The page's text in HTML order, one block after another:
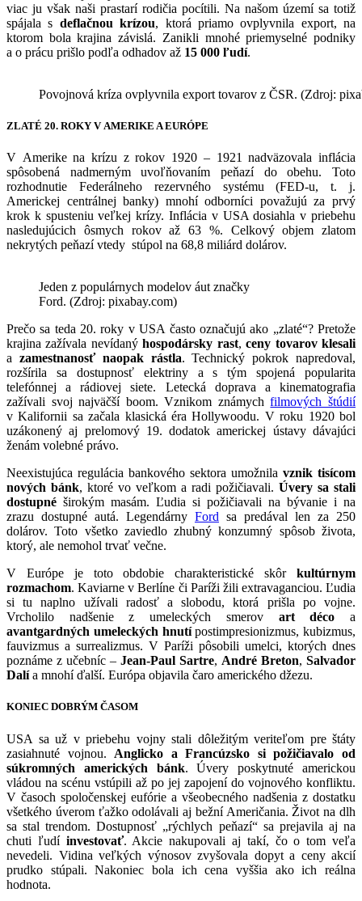
viac ju však naši prastarí rodičia pocítili. Na našom území sa totiž
spájala s deflačnou krízou, ktorá priamo ovplyvnila export, na
ktorom bola krajina závislá. Zanikli mnohé priemyselné podniky
a o prácu prišlo podľa odhadov až 15 000 ľudí.
Povojnová kríza ovplyvnila export tovarov z ČSR. (Zdroj:
ZLATÉ 20. ROKY V AMERIKE A EURÓPE
V Amerike na krízu z rokov 1920 – 1921 nadväzovala inflácia
spôsobená nadmerným uvoľňovaním peňazí do obehu. Toto
rozhodnutie Federálneho rezervného systému (FED-u, t. j.
Americkej centrálnej banky) mnohí odborníci považujú za prvý
krok k spusteniu veľkej krízy. Inflácia v USA dosiahla v priebehu
nasledujúcich ôsmych rokov až 63 %. Celkový objem zlatom
nekrytých peňazí vtedy stúpol na 68,8 miliárd dolárov.
Jeden z populárnych modelov áut značky
Ford. (Zdroj: pixabay.com)
Prečo sa teda 20. roky v USA často označujú ako „zlaté“? Pretože
krajina zažívala nevídanýhospodársky rast,ceny tovarov klesali
a zamestnanosť naopak rástla. Technický pokrok napredoval,
rozšírila sa dostupnosť elektriny a s tým spojená popularita
telefónnej a rádiovej siete. Letecká doprava a kinematografia
zažívali svoj najväčší boom. Vznikom známychfilmových štúdií
v Kalifornii sa začala klasická éra Hollywoodu. V roku 1920 bol
uzákonený aj prelomový 19. dodatok americkej ústavy dávajúci
ženám volebné právo.
Neexistujúca regulácia bankového sektora umožnila vznik tisícom
nových bánk, ktoré vo veľkom a radi požičiavali. Úvery sa stali
dostupné širokým masám. Ľudia si požičiavali na bývanie i na
zrazu dostupné autá. Legendárny Ford sa predával len za 250
dolárov. Toto všetko zaviedlo zhubný konzumný spôsob života,
ktorý, ale nemohol trvať večne.
V Európe je toto obdobie charakteristické skôr kultúrnym
rozmachom. Kaviarne v Berlíne či Paríži žili extravaganciou. Ľudia
si tu naplno užívali radosť a slobodu, ktorá prišla po vojne.
Vrcholilo nadšenie z umeleckých smerov art déco a
avantgardných umeleckých hnutípostimpresionizmus, kubizmus,
fauvizmus a surrealizmus. V Paríži pôsobili umelci, ktorých dnes
poznáme z učebníc – Jean-Paul Sartre, André Breton, Salvador
Dalía mnohí ďalší. Európa objavila čaro amerického džezu.
KONIEC DOBRÝM ČASOM
USA sa už v priebehu vojny stali dôležitým veriteľom pre štáty
zasiahnuté vojnou. Anglicko a Francúzsko si požičiavalo od
súkromných amerických bánk. Úvery poskytnuté americkou
vládou na scénu vstúpili až po jej zapojení do vojnového konfliktu.
V časoch spoločenskej eufórie a všeobecného nadšenia z dostatku
všetkého úverom ťažko odolávali aj bežní Američania. Život na dlh
sa stal trendom. Dostupnosť „rýchlych peňazí“ sa prejavila aj na
chuti ľudí investovať. Akcie nakupovali aj takí, čo o tom veľa
nevedeli. Vidina veľkých výnosov zvyšovala dopyt a ceny akcií
prudko stúpali. Nakoniec bola ich cena vyššia ako ich reálna
hodnota.